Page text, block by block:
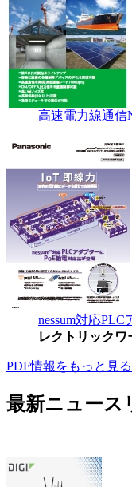
高速電力線通信
nessum対応
レクトリックワ
PDF情報をもっと見
最新ニュース